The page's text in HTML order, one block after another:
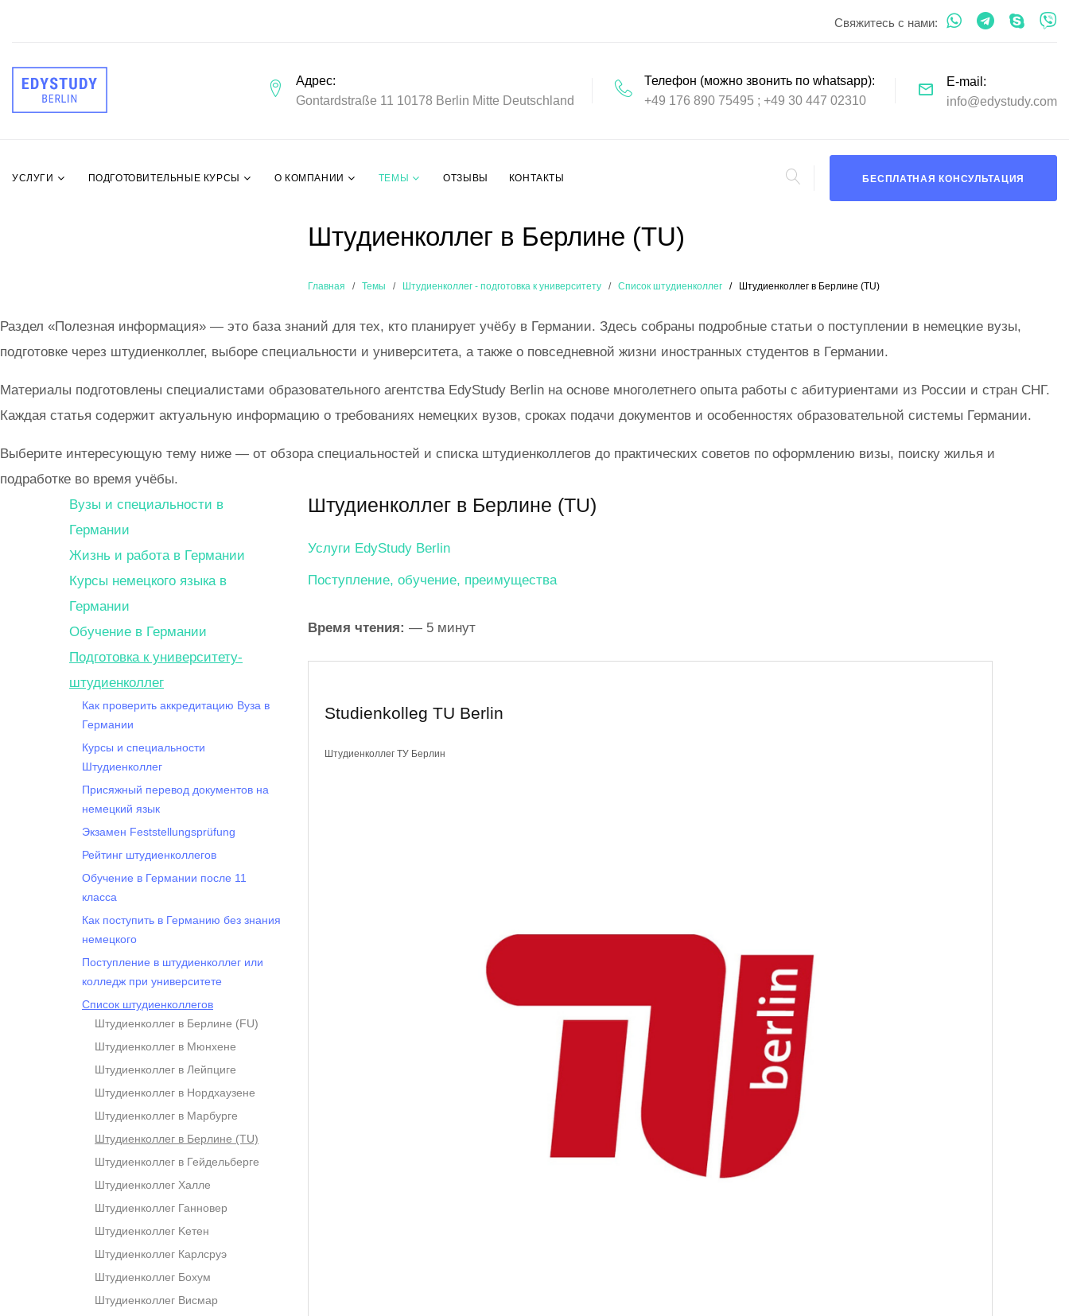
Свяжитесь с нами:
Адрес
Gontardstraße 11 10178 Berlin Mitte Deutschland
Телефон (можно звонить по whatsapp)
+49 176 890 75495
+49 30 447 02310
E-mail
info@edystudy.com
БЕСПЛАТНАЯ КОНСУЛЬТАЦИЯ
УСЛУГИ ПОДГОТОВИТЕЛЬНЫЕ КУРСЫ О КОМПАНИИ ТЕМЫ ОТЗЫВЫ КОНТАКТЫ
Штудиенколлег в Берлине (TU)
Главная Темы Штудиенколлег - подготовка к университету Список штудиенколлег Штудиенколлег в Берлине (TU)
Раздел «Полезная информация» — это база знаний для тех, кто планирует учёбу в Германии. Здесь собраны подробные статьи о поступлении в немецкие вузы,
подготовке через штудиенколлег, выборе специальности и университета, а также о повседневной жизни иностранных студентов в Германии.
Материалы подготовлены специалистами образовательного агентства EdyStudy Berlin на основе многолетнего опыта работы с абитуриентами из России и стран СНГ.
Каждая статья содержит актуальную информацию о требованиях немецких вузов, сроках подачи документов и особенностях образовательной системы Германии.
Выберите интересующую тему ниже — от обзора специальностей и списка штудиенколлегов до практических советов по оформлению визы, поиску жилья и
подработке во время учёбы.
Вузы и специальности в
Германии
Жизнь и работа в Германии
Курсы немецкого языка в
Германии
Обучение в Германии
Подготовка к университету-
штудиенколлег
Как проверить аккредитацию Вуза в
Германии
Курсы и специальности
Штудиенколлег
Присяжный перевод документов на
немецкий язык
Экзамен Feststellungsprüfung
Рейтинг штудиенколлегов
Обучение в Германии после 11
класса
Как поступить в Германию без знания
немецкого
Поступление в штудиенколлег или
колледж при университете
Список штудиенколлегов
Штудиенколлег в Берлине (FU)
Штудиенколлег в Мюнхене
Штудиенколлег в Лейпциге
Штудиенколлег в Нордхаузене
Штудиенколлег в Марбурге
Штудиенколлег в Берлине (TU)
Штудиенколлег в Гейдельберге
Штудиенколлег Халле
Штудиенколлег Ганновер
Штудиенколлег Kетен
Штудиенколлег Карлсруэ
Штудиенколлег Бохум
Штудиенколлег Висмар
Штудиенколлег в Берлине (TU)
Услуги EdyStudy Berlin
Поступление, обучение, преимущества
Время чтения: — 5 минут
Studienkolleg TU Berlin
Штудиенколлег ТУ Берлин